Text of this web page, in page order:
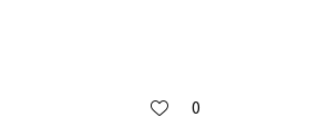
0